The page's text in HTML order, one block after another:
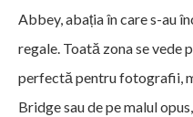
Abbey, abația în care s-au
regale. Toată zona se vede
perfectă pentru fotografii,
Bridge sau de pe malul